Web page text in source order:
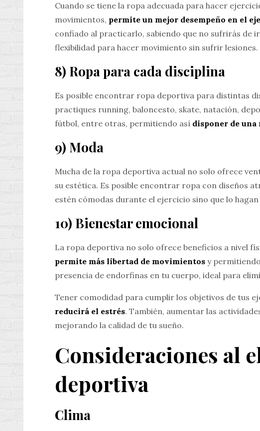
Cuando se tiene la ropa adecuada para hacer
movimientos, permite un mejor desempeño en el
confiado al practicarlo, sabiendo que no sufrirás de
flexibilidad para hacer movimiento sin sufrir lesiones.
8) Ropa para cada disciplina
Es posible encontrar ropa deportiva para distintas
practiques running, baloncesto, skate, natación,
fútbol, entre otras, permitiendo así disponer de una
9) Moda
Mucha de la ropa deportiva actual no solo ofrece
su estética. Es posible encontrar ropa con diseños
estén cómodas durante el ejercicio sino que lo
10) Bienestar emocional
La ropa deportiva no solo ofrece beneficios a nivel
permite más libertad de movimientosy
presencia de endorfinas en tu cuerpo, ideal para
Tener comodidad para cumplir los objetivos de tus
reducirá el estrés. También, aumentar las
mejorando la calidad de tu sueño.
Consideraciones al
deportiva
Clima